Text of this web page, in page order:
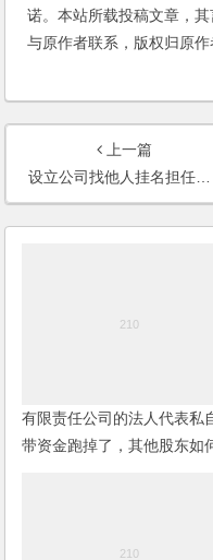
诺。本站所载投稿文章，
与原作者联系，版权归原作
上一篇
设立公司找他人挂名担任法人代表，在找人挂名担任股东，法律责任如何承担？
有限责任公司的法人代表私
带资金跑掉了，其他股东如